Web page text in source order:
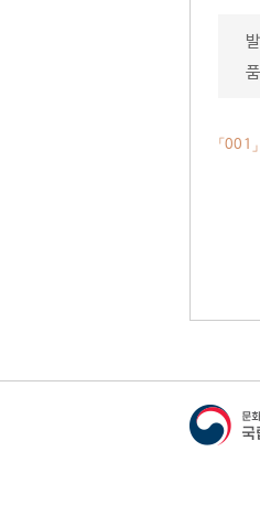
「001」